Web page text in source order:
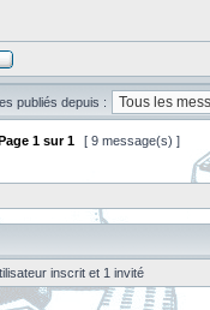
publiés depuis :
1 sur1 [ 9 message(s) ]
inscrit et 1 invité